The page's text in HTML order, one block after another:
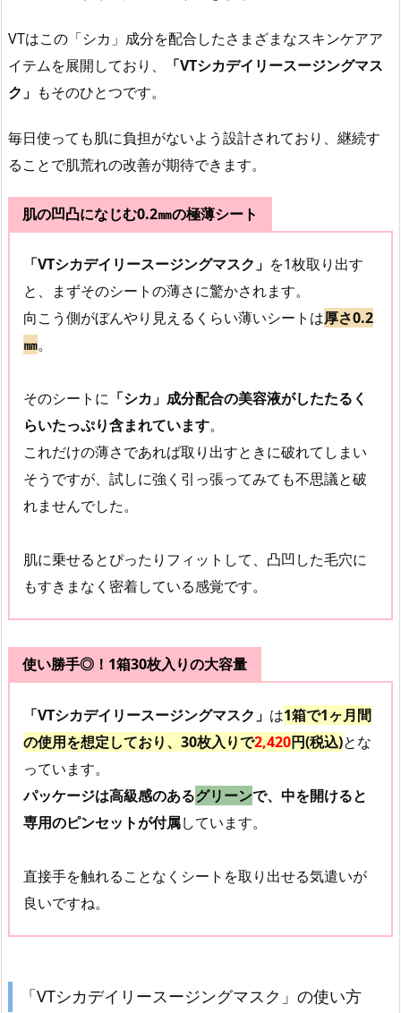
VTはこの「シカ」成分を配合したさまざまなスキンケアア
イテムを展開しており、
「VTシカデイリースージングマス
ク」 もそのひとつです。
毎日使っても肌に負担がないよう設計されており、継続す
ることで肌荒れの改善が期待できます。
肌の凹凸になじむ0.2㎜の極薄シート
「VTシカデイリースージングマスク」 を1枚取り出す
と、まずそのシートの薄さに驚かされます。
向こう側がぼんやり見えるくらい薄いシートは厚さ0.2
㎜。
そのシートに 「シカ」成分配合の美容液がしたたるく
らいたっぷり含まれています。
これだけの薄さであれば取り出すときに破れてしまい
そうですが、試しに強く引っ張ってみても不思議と破
れませんでした。
肌に乗せるとぴったりフィットして、凸凹した毛穴に
もすきまなく密着している感覚です。
使い勝手◎！1箱30枚入りの大容量
「VTシカデイリースージングマスク」 は1箱で1ヶ月間
の使用を想定しており、30枚入りで2,420円(税込)とな
っています。
パッケージは高級感のあるグリーンで、中を開けると
専用のピンセットが付属しています。
直接手を触れることなくシートを取り出せる気遣いが
良いですね。
「VTシカデイリースージングマスク」の使い方